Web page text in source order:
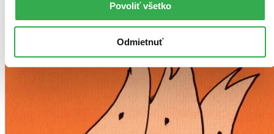
Povoliť všetko
Odmietnuť